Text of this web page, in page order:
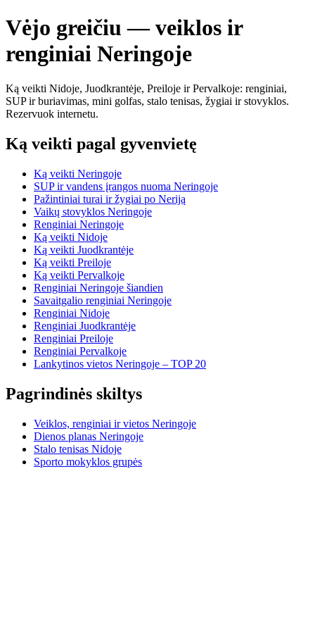
Vėjo greičiu — veiklos ir
renginiai Neringoje
Ką veikti Nidoje, Juodkrantėje, Preiloje ir Pervalkoje: renginiai,
SUP ir buriavimas, mini golfas, stalo tenisas, žygiai ir stovyklos.
Rezervuok internetu.
Ką veikti pagal gyvenvietę
Ką veikti Neringoje
SUP ir vandens įrangos nuoma Neringoje
Pažintiniai turai ir žygiai po Neriją
Vaikų stovyklos Neringoje
Renginiai Neringoje
Ką veikti Nidoje
Ką veikti Juodkrantėje
Ką veikti Preiloje
Ką veikti Pervalkoje
Renginiai Neringoje šiandien
Savaitgalio renginiai Neringoje
Renginiai Nidoje
Renginiai Juodkrantėje
Renginiai Preiloje
Renginiai Pervalkoje
Lankytinos vietos Neringoje – TOP 20
Pagrindinės skiltys
Veiklos, renginiai ir vietos Neringoje
Dienos planas Neringoje
Stalo tenisas Nidoje
Sporto mokyklos grupės